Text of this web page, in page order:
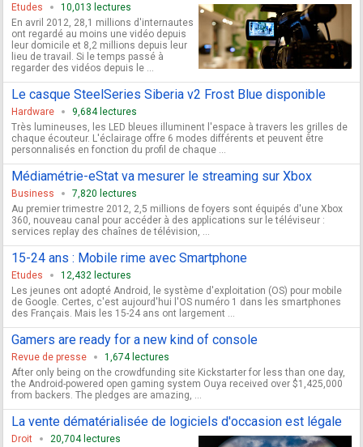
Etudes
10,013 lectures
En avril 2012, 28,1 millions d'internautes
ont regardé au moins une vidéo depuis
leur domicile et 8,2 millions depuis leur
lieu de travail. Si le temps passé à
regarder des vidéos depuis le ...
Le casque SteelSeries Siberia v2 Frost Blue disponible
Hardware
9,684 lectures
Très lumineuses, les LED bleues illuminent l'espace à travers les grilles de
chaque écouteur. L'éclairage offre 6 modes différents et peuvent être
personnalisés en fonction du profil de chaque ...
Médiamétrie-eStat va mesurer le streaming sur Xbox
Business
7,820 lectures
Au premier trimestre 2012, 2,5 millions de foyers sont équipés d'une Xbox
360, nouveau canal pour accéder à des applications sur le téléviseur :
services replay des chaînes de télévision, ...
15-24 ans : Mobile rime avec Smartphone
Etudes
12,432 lectures
Les jeunes ont adopté Android, le système d'exploitation (OS) pour mobile
de Google. Certes, c'est aujourd'hui l'OS numéro 1 dans les smartphones
des Français. Mais les 15-24 ans ont largement ...
Gamers are ready for a new kind of console
Revue de presse
1,674 lectures
After only being on the crowdfunding site Kickstarter for less than one day,
the Android-powered open gaming system Ouya received over $1,425,000
from backers. The pledges are amazing, ...
La vente dématérialisée de logiciels d'occasion est légale
Droit
20,704 lectures